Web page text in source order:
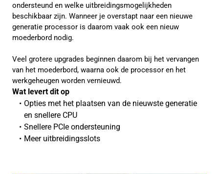
ondersteund en welke uitbreidingsmogelijkheden
beschikbaar zijn. Wanneer je overstapt naar een nieuwe
generatie processor is daarom vaak ook een nieuw
moederbord nodig.
Veel grotere upgrades beginnen daarom bij het vervangen
van het moederbord, waarna ook de processor en het
werkgeheugen worden vernieuwd.
Wat levert dit op
Opties met het plaatsen van de nieuwste generatie
en snellere CPU
Snellere PCIe ondersteuning
Meer uitbreidingsslots